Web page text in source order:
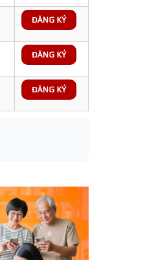
ĐĂNG KÝ
ĐĂNG KÝ
ĐĂNG KÝ